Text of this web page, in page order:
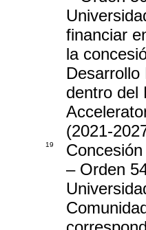
financiar
la
dentro del
(2021-
19
– Orden